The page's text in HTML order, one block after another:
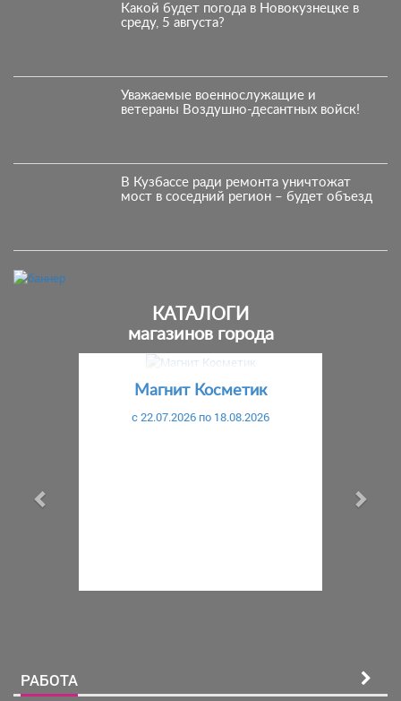
Какой будет погода в Новокузнецке в
среду, 5 августа?
Уважаемые военнослужащие и
ветераны Воздушно-десантных войск!
В Кузбассе ради ремонта уничтожат
мост в соседний регион – будет объезд
КАТАЛОГИ
магазинов города
Магнит Косметик
c 22.07.2026 по 18.08.2026
РАБОТА